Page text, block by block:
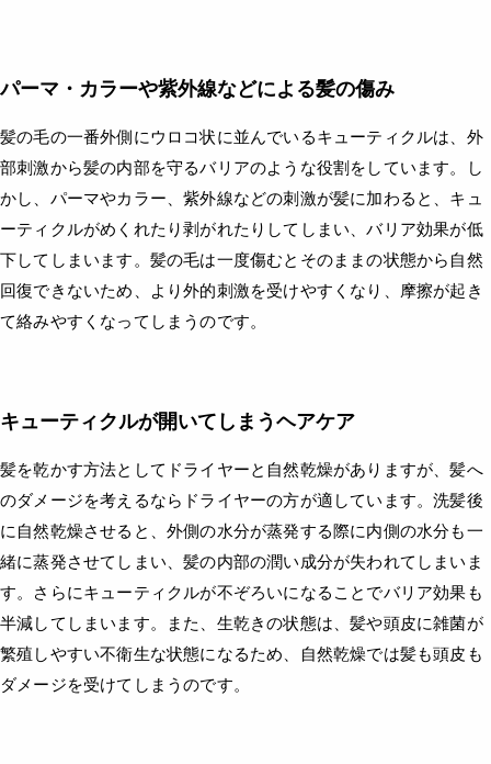
パーマ・カラーや紫外線などによる髪の傷み
髪の毛の一番外側にウロコ状に並んでいるキューティクルは、外
部刺激から髪の内部を守るバリアのような役割をしています。し
かし、パーマやカラー、紫外線などの刺激が髪に加わると、キュ
ーティクルがめくれたり剥がれたりしてしまい、バリア効果が低
下してしまいます。髪の毛は一度傷むとそのままの状態から自然
回復できないため、より外的刺激を受けやすくなり、摩擦が起き
て絡みやすくなってしまうのです。
キューティクルが開いてしまうヘアケア
髪を乾かす方法としてドライヤーと自然乾燥がありますが、髪へ
のダメージを考えるならドライヤーの方が適しています。洗髪後
に自然乾燥させると、外側の水分が蒸発する際に内側の水分も一
緒に蒸発させてしまい、髪の内部の潤い成分が失われてしまいま
す。さらにキューティクルが不ぞろいになることでバリア効果も
半減してしまいます。また、生乾きの状態は、髪や頭皮に雑菌が
繁殖しやすい不衛生な状態になるため、自然乾燥では髪も頭皮も
ダメージを受けてしまうのです。